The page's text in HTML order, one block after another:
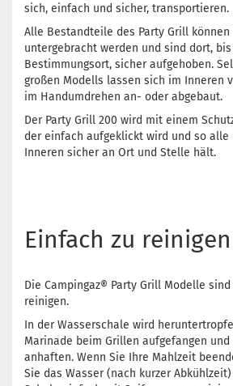
sich, einfach und sicher, transportieren.
Alle Bestandteile des Party Grill können
untergebracht werden und sind dort, bis
Bestimmungsort, sicher aufgehoben.
großen Modells lassen sich im Inneren
im Handumdrehen an- oder abgebaut.
Der Party Grill 200 wird mit einem
der einfach aufgeklickt wird und so
Inneren sicher an Ort und Stelle hält.
Einfach zu reinigen
Die Campingaz® Party Grill Modelle
reinigen.
In der Wasserschale wird
Marinade beim Grillen aufgefangen
anhaften. Wenn Sie Ihre Mahlzeit
Sie das Wasser (nach kurzer